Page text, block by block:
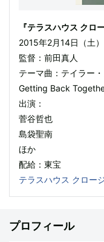
『テラスハウス クロ
2015年2月14日（土
監督：前田真人
テーマ曲：テイラー
Getting Back
出演：
菅谷哲也
島袋聖南
ほか
配給：東宝
テラスハウス クロー
プロフィール